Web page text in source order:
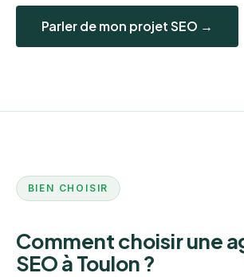
Parler de mon projet SEO →
BIEN CHOISIR
Comment choisir une
SEO à Toulon ?